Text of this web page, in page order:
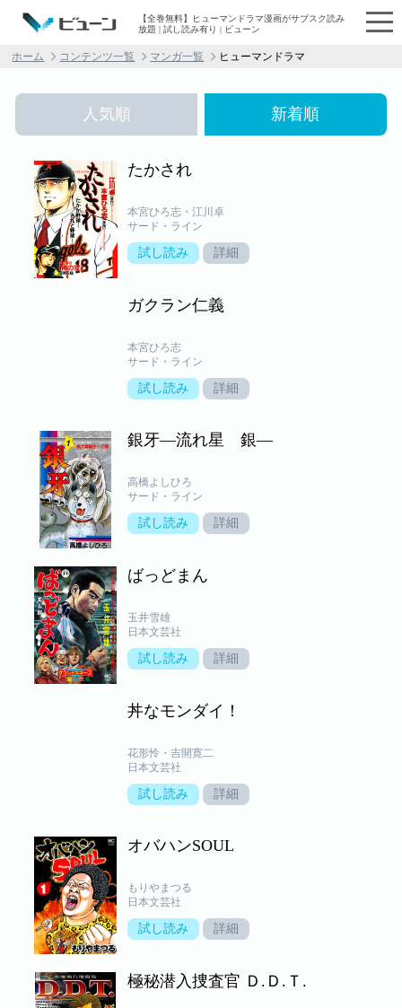
【全巻無料】ヒューマンドラマ漫画がサブスク読み
放題 | 試し読み有り | ビューン
ホーム コンテンツ一覧 マンガ一覧 ヒューマンドラマ
人気順 新着順
たかされ
本宮ひろ志・江川卓
サード・ライン
試し読み 詳細
ガクラン仁義
本宮ひろ志
サード・ライン
試し読み 詳細
銀牙―流れ星 銀―
高橋よしひろ
サード・ライン
試し読み 詳細
ばっどまん
玉井雪雄
日本文芸社
試し読み 詳細
丼なモンダイ！
花形怜・吉開寛二
日本文芸社
試し読み 詳細
オバハンSOUL
もりやまつる
日本文芸社
試し読み 詳細
極秘潜入捜査官 Ｄ.Ｄ.Ｔ.